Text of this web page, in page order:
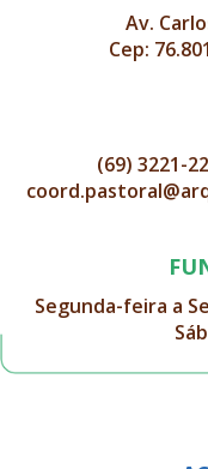
Av.
Cep:
(69) 3221-
Segunda-feira a